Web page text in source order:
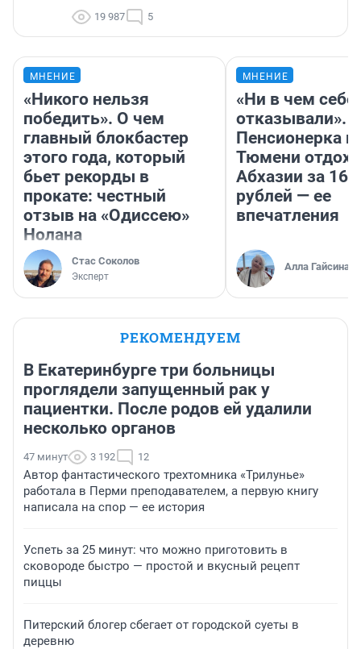
19 987 5
МНЕНИЕ
«Никого нельзя
победить». О чем
главный блокбастер
этого года, который
бьет рекорды в
прокате: честный
отзыв на «Одиссею»
Нолана
Стас Соколов
Эксперт
МНЕНИЕ
«Ни в чем себе
отказывали».
Пенсионерка
Тюмени
Абхазии за
рублей — ее
впечатления
Алла Гайсина
РЕКОМЕНДУЕМ
В Екатеринбурге три больницы
проглядели запущенный рак у
пациентки. После родов ей удалили
несколько органов
47 минут 3 192 12
Автор фантастического трехтомника «Трилунье»
работала в Перми преподавателем, а первую книгу
написала на спор — ее история
Успеть за 25 минут: что можно приготовить в
сковороде быстро — простой и вкусный рецепт
пиццы
Питерский блогер сбегает от городской суеты в
деревню